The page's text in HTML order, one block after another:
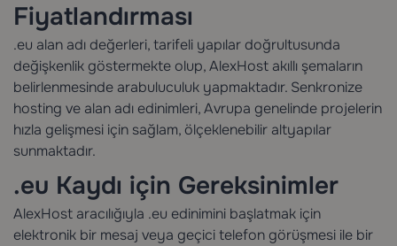
Fiyatlandırması
.eu alan adı değerleri, tarifeli yapılar doğrultusunda
değişkenlik göstermekte olup, AlexHost akıllı şemaların
belirlenmesinde arabuluculuk yapmaktadır. Senkronize
hosting ve alan adı edinimleri, Avrupa genelinde projelerin
hızla gelişmesi için sağlam, ölçeklenebilir altyapılar
sunmaktadır.
.eu Kaydı için Gereksinimler
AlexHost aracılığıyla .eu edinimini başlatmak için
elektronik bir mesaj veya geçici telefon görüşmesi ile bir